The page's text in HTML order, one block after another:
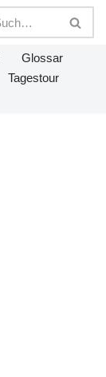
Glossar
Tagestour